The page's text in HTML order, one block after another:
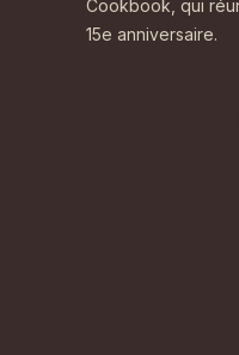
Cookbook, qui
15e anniversaire.